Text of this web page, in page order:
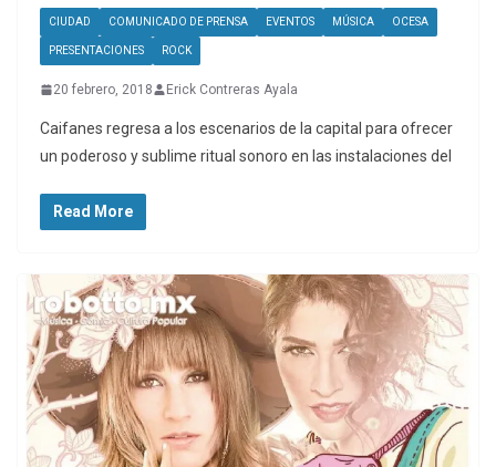
CIUDAD COMUNICADO DE PRENSA EVENTOS MÚSICA OCESA
PRESENTACIONES ROCK
20 febrero, 2018 Erick Contreras Ayala
Caifanes regresa a los escenarios de la capital para ofrecer
un poderoso y sublime ritual sonoro en las instalaciones del
Read More